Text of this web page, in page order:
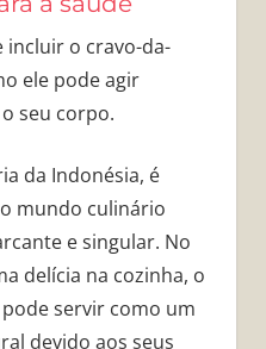
incluir o cravo-da-
ele pode agir
seu corpo.
da Indonésia, é
mundo culinário
e singular. No
delícia na cozinha, o
servir como um
devido aos seus